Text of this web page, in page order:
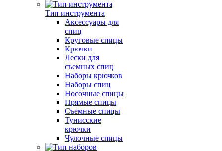
Тип инструмента
Аксессуары для
спиц
Круговые спицы
Крючки
Лески для
съемных спиц
Наборы крючков
Наборы спиц
Носочные спицы
Прямые спицы
Съемные спицы
Тунисские
крючки
Чулочные спицы